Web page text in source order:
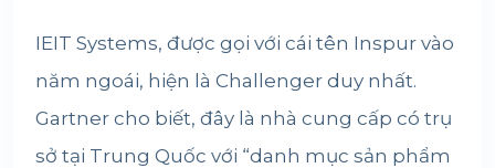
IEIT Systems, được gọi với cái tên Inspur vào
năm ngoái, hiện là Challenger duy nhất.
Gartner cho biết, đây là nhà cung cấp có trụ
sở tại Trung Quốc với “danh mục sản phẩm